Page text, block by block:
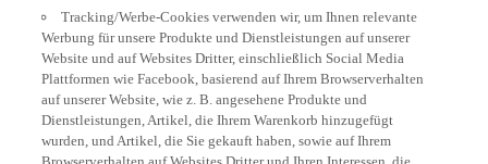
Tracking/Werbe-Cookies verwenden wir, um Ihnen relevante
Werbung für unsere Produkte und Dienstleistungen auf unserer
Website und auf Websites Dritter, einschließlich Social Media
Plattformen wie Facebook, basierend auf Ihrem Browserverhalten
auf unserer Website, wie z. B. angesehene Produkte und
Dienstleistungen, Artikel, die Ihrem Warenkorb hinzugefügt
wurden, und Artikel, die Sie gekauft haben, sowie auf Ihrem
Browserverhalten auf Websites Dritter und Ihren Interessen, die